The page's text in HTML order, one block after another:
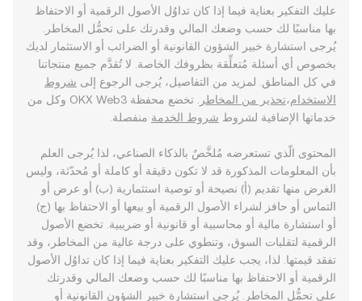
عليك التفكير بعناية فيما إذا كان تداوُل الأصول الرقمية أو الاحتفاظ
بها مناسبًا لك حسب وضعك المالي وقدرتك على تحمُّل المخاطر.
يُرجى استشارة خبير الشؤون القانونية أو الضرائب أو الاستثمار لديك
بخصوص أي أسئلة مُتعلِّقة بظروفك الخاصة. لا تُقدَّم جميع منتجاتنا
في كل المناطق. لمزيد من التفاصيل، يُرجى الرجوع إلى شروط
الاستخدام،تحذير من المخاطر
. تخضع محفظة OKX Web3 وكل من
خدماتها الإضافية لشروط شروط الخدمة منفصلة.
المحتوى الّذي تستعرضه مُلخَّصٌ بالذكاء الصناعي، لذا يُرجى العلم
بأن المعلومات المذكورة قد لا تكون دقيقة أو كاملة أو مُحدّثة، وليس
الغرض منها تقديم (أ) نصيحة أو توصية استثمارية (ب) أو عرض أو
التماس أو حافز لشراء الأصول الرقمية أو بيعها أو الاحتفاظ بها (ج)
أو استشارة مالية أو محاسبية أو قانونية أو ضريبية. تخضع الأصول
الرقمية لتقلبات السوق، وتنطوي على درجة عالية من المخاطر، وقد
تفقد قيمتها. لذا، يجب عليك التفكير بعناية فيما إذا كان تداوُل الأصول
الرقمية أو الاحتفاظ بها مناسبًا لك حسب وضعك المالي وقدرتك
على تحمُّل المخاطر. يُرجى استشارة خبير الشؤون القانونية أو